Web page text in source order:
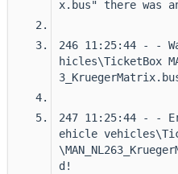
x.bus" there was
246 11:25:44 - -
hicles\TicketBox
247 11:25:44 - -
ehicle
d!